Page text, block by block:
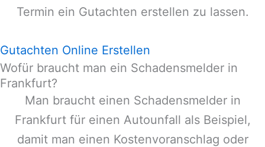
Termin ein Gutachten erstellen zu lassen.
Gutachten Online Erstellen
Wofür braucht man ein Schadensmelder in
Frankfurt?
Man braucht einen Schadensmelder in
Frankfurtfür einen Autounfall als Beispiel,
damit man einen Kostenvoranschlag oder